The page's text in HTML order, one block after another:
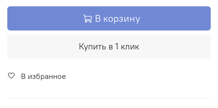
В корзину
Купить в 1 клик
В избранное